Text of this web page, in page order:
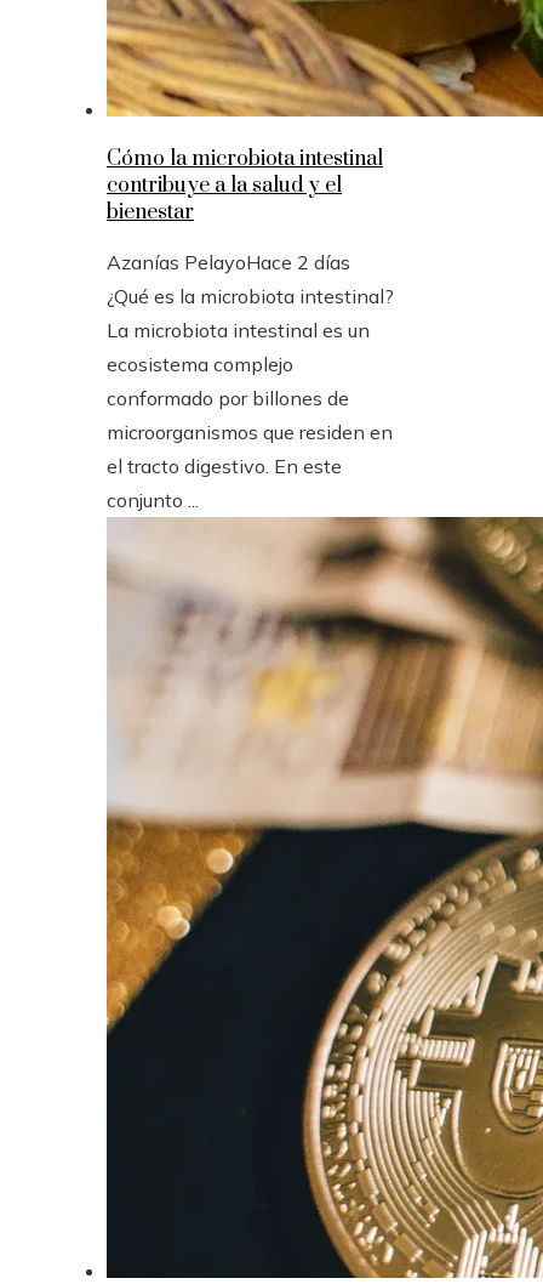
Cómo la microbiota intestinal
contribuye a la salud y el
bienestar
Azanías PelayoHace 2 días
¿Qué es la microbiota intestinal?
La microbiota intestinal es un
ecosistema complejo
conformado por billones de
microorganismos que residen en
el tracto digestivo. En este
conjunto ...